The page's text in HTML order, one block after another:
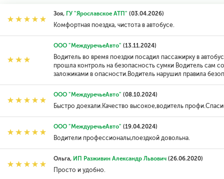
Зоя, ГУ "Ярославское АТП" (03.04.2026)
Комфортная поездка, чистота в автобусе.
ООО "МеждуречьеАвто" (13.11.2024)
Водитель во время поездки посадил пассажирку в
прошла контроль на безопасность сумки Водитель сам
заложиками в опасности.Водитель нарушил правила
ООО "МеждуречьеАвто" (08.10.2024)
Быстро доехали.Качество высокое,водитель
ООО "МеждуречьеАвто" (19.04.2024)
Водители профессионалы,поездкой довольна.
Ольга, ИП Разживин Александр Львович(26.06.2020)
Просто и удобно.